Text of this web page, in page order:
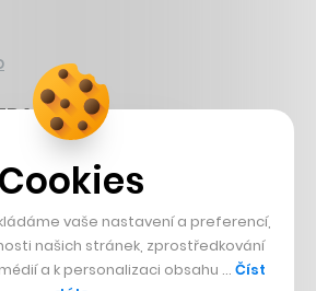
zvrtnul
na Šumavě
Cookies
vaše nastavení a preferencí,
našich stránek, zprostředkování
a k personalizaci obsahu … Číst